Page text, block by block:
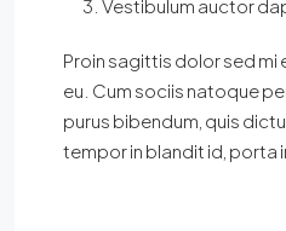
Vestibulum auctor
Proin sagittis dolor sed mi
eu. Cum sociis natoque
purus bibendum, quis
tempor in blandit id, porta